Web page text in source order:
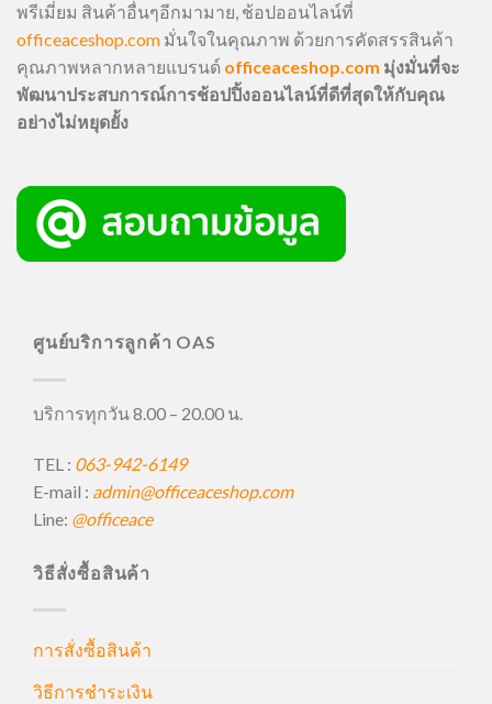
พรีเมี่ยม สินค้าอื่นๆอีกมามาย, ช้อปออนไลน์ที่
officeaceshop.com มั่นใจในคุณภาพ ด้วยการคัดสรรสินค้า
คุณภาพหลากหลายแบรนด์ officeaceshop.com มุ่งมั่นที่จะ
พัฒนาประสบการณ์การช้อปปิ้งออนไลน์ที่ดีที่สุดให้กับคุณ
อย่างไม่หยุดยั้ง
ศูนย์บริการลูกค้า OAS
บริการทุกวัน 8.00 – 20.00 น.
TEL : 063-942-6149
E-mail : admin@officeaceshop.com
Line: @officeace
วิธีสั่งซื้อสินค้า
การสั่งซื้อสินค้า
วิธีการชำระเงิน